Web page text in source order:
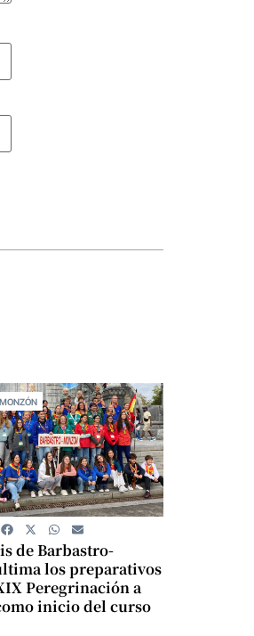
de Barbastro-
los preparativos
Peregrinación a
inicio del curso